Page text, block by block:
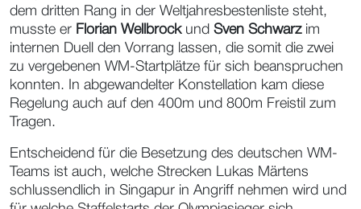
dem dritten Rang in der Weltjahresbestenliste steht,
musste er Florian Wellbrockund Sven Schwarzim
internen Duell den Vorrang lassen, die somit die zwei
zu vergebenen WM-Startplätze für sich beanspruchen
konnten. In abgewandelter Konstellation kam diese
Regelung auch auf den 400m und 800m Freistil zum
Tragen.
Entscheidend für die Besetzung des deutschen WM-
Teams ist auch, welche Strecken Lukas Märtens
schlussendlich in Singapur in Angriff nehmen wird und